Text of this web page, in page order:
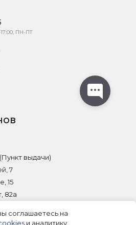
ПН-ПТ
выдачи)
7
15
82а
соглашаетесь на
и аналитику